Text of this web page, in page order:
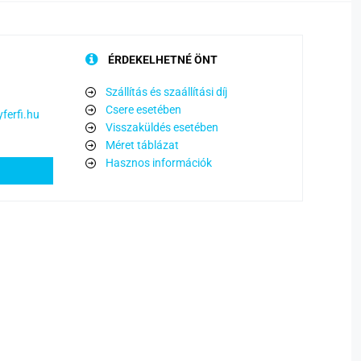
ÉRDEKELHETNÉ ÖNT
Szállítás és szaállítási díj
Csere esetében
Visszaküldés esetében
Méret táblázat
Hasznos információk